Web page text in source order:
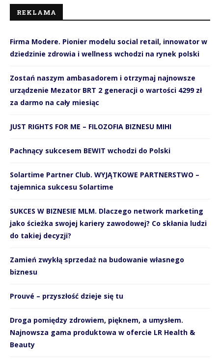
REKLAMA
Firma Modere. Pionier modelu social retail, innowator w
dziedzinie zdrowia i wellness wchodzi na rynek polski
Zostań naszym ambasadorem i otrzymaj najnowsze
urządzenie Mezator BRT 2 generacji o wartości 4299 zł
za darmo na cały miesiąc
JUST RIGHTS FOR ME – FILOZOFIA BIZNESU MIHI
Pachnący sukcesem BEWIT wchodzi do Polski
Solartime Partner Club. WYJĄTKOWE PARTNERSTWO –
tajemnica sukcesu Solartime
SUKCES W BIZNESIE MLM. Dlaczego network marketing
jako ścieżka swojej kariery zawodowej? Co skłania ludzi
do takiej decyzji?
Zamień zwykłą sprzedaż na budowanie własnego
biznesu
Prouvé – przyszłość dzieje się tu
Droga pomiędzy zdrowiem, pięknem, a umysłem.
Najnowsza gama produktowa w ofercie LR Health &
Beauty